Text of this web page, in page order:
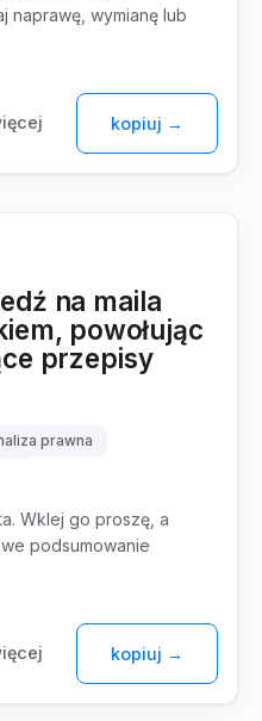
naprawę, wymianę lub
kopiuj →
na maila
powołując
przepisy
prawna
Wklej go proszę, a
podsumowanie
kopiuj →